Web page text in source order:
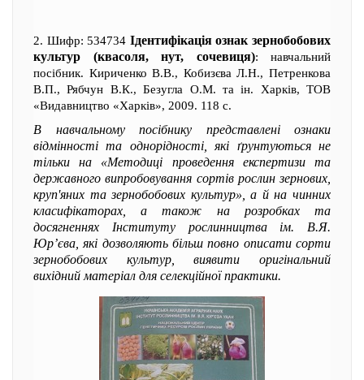
2. Шифр: 534734 Ідентифікація ознак зернобобових
культур (квасоля, нут, сочевиця): навчальний
посібник. Кириченко В.В., Кобизєва Л.Н., Петренкова
В.П., Рябчун В.К., Безугла О.М. та ін. Харків, ТОВ
«Видавництво «Харків», 2009. 118 с.
В навчальному посібнику представлені ознаки
відмінності та однорідності, які ґрунтуються не
тільки на «Методиці проведення експертизи та
державного випробовування сортів рослин зернових,
круп'яних та зернобобових культур», а й на чинних
класифікаторах, а також на розробках та
досягненнях Інституту рослинництва ім. В.Я.
Юр’єва, які дозволяють більш повно описати сорти
зернобобових культур, виявити оригінальний
вихідний матеріал для селекційної практики.